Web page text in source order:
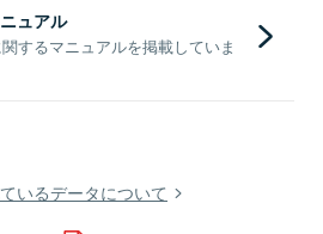
ュアル
するマニュアルを掲載していま
いるデータについて